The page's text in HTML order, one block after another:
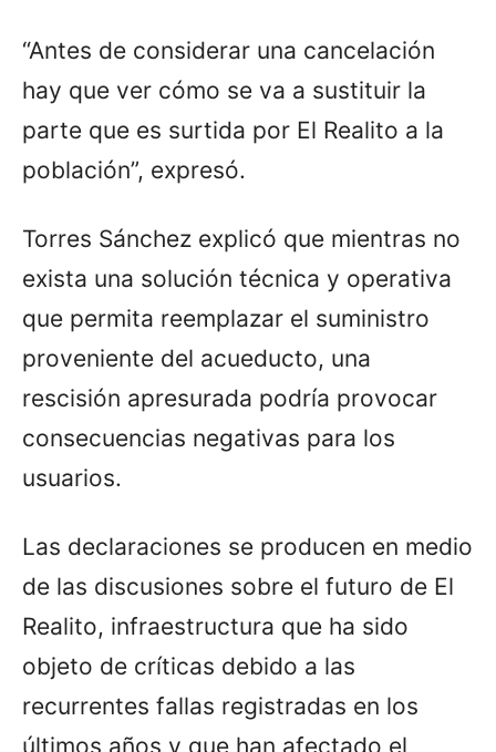
“Antes de considerar una cancelación
hay que ver cómo se va a sustituir la
parte que es surtida por El Realito a la
población”, expresó.
Torres Sánchez explicó que mientras no
exista una solución técnica y operativa
que permita reemplazar el suministro
proveniente del acueducto, una
rescisión apresurada podría provocar
consecuencias negativas para los
usuarios.
Las declaraciones se producen en medio
de las discusiones sobre el futuro de El
Realito, infraestructura que ha sido
objeto de críticas debido a las
recurrentes fallas registradas en los
últimos años y que han afectado el